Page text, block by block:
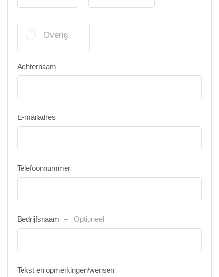
Overig.
Achternaam
E-mailadres
Telefoonnummer
Bedrijfsnaam Optioneel
Tekst en opmerkingen/wensen